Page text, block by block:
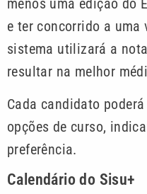
e ter concorrido a uma
sistema utilizará a
resultar na melhor
Cada candidato
opções de curso,
preferência.
Calendário do Sisu+